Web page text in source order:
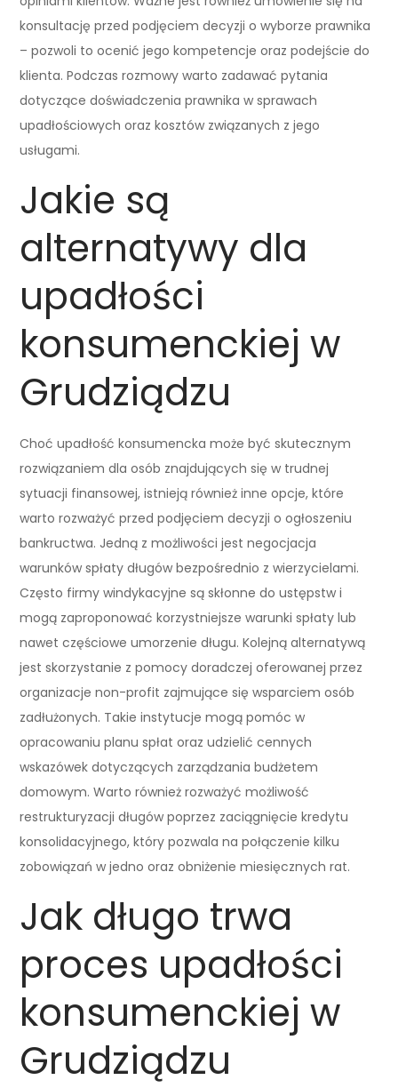
konsultację przed podjęciem decyzji o wyborze prawnika
– pozwoli to ocenić jego kompetencje oraz podejście do
klienta. Podczas rozmowy warto zadawać pytania
dotyczące doświadczenia prawnika w sprawach
upadłościowych oraz kosztów związanych z jego
usługami.
Jakie są
alternatywy dla
upadłości
konsumenckiej w
Grudziądzu
Choć upadłość konsumencka może być skutecznym
rozwiązaniem dla osób znajdujących się w trudnej
sytuacji finansowej, istnieją również inne opcje, które
warto rozważyć przed podjęciem decyzji o ogłoszeniu
bankructwa. Jedną z możliwości jest negocjacja
warunków spłaty długów bezpośrednio z wierzycielami.
Często firmy windykacyjne są skłonne do ustępstw i
mogą zaproponować korzystniejsze warunki spłaty lub
nawet częściowe umorzenie długu. Kolejną alternatywą
jest skorzystanie z pomocy doradczej oferowanej przez
organizacje non-profit zajmujące się wsparciem osób
zadłużonych. Takie instytucje mogą pomóc w
opracowaniu planu spłat oraz udzielić cennych
wskazówek dotyczących zarządzania budżetem
domowym. Warto również rozważyć możliwość
restrukturyzacji długów poprzez zaciągnięcie kredytu
konsolidacyjnego, który pozwala na połączenie kilku
zobowiązań w jedno oraz obniżenie miesięcznych rat.
Jak długo trwa
proces upadłości
konsumenckiej w
Grudziądzu